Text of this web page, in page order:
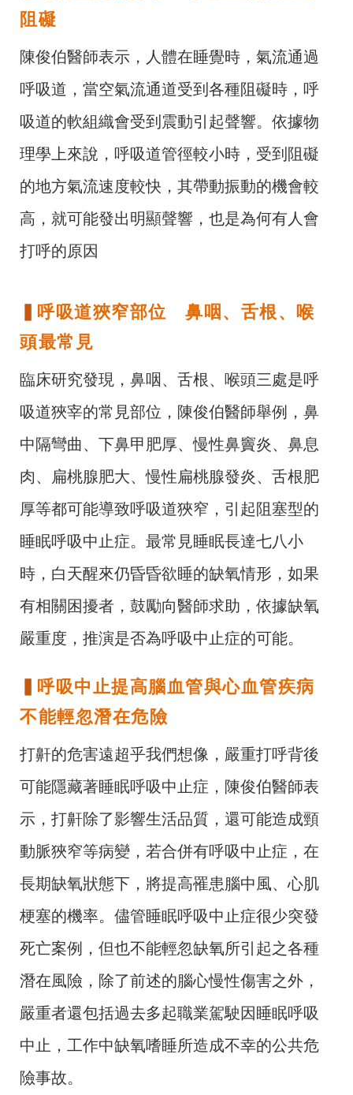
阻礙
陳俊伯醫師表示，人體在睡覺時，氣流通過
呼吸道，當空氣流通道受到各種阻礙時，呼
吸道的軟組織會受到震動引起聲響。依據物
理學上來說，呼吸道管徑較小時，受到阻礙
的地方氣流速度較快，其帶動振動的機會較
高，就可能發出明顯聲響，也是為何有人會
打呼的原因
呼吸道狹窄部位 鼻咽、舌根、喉
頭最常見
臨床研究發現，鼻咽、舌根、喉頭三處是呼
吸道狹宰的常見部位，陳俊伯醫師舉例，鼻
中隔彎曲、下鼻甲肥厚、慢性鼻竇炎、鼻息
肉、扁桃腺肥大、慢性扁桃腺發炎、舌根肥
厚等都可能導致呼吸道狹窄，引起阻塞型的
睡眠呼吸中止症。最常見睡眠長達七八小
時，白天醒來仍昏昏欲睡的缺氧情形，如果
有相關困擾者，鼓勵向醫師求助，依據缺氧
嚴重度，推演是否為呼吸中止症的可能。
呼吸中止提高腦血管與心血管疾病
不能輕忽潛在危險
打鼾的危害遠超乎我們想像，嚴重打呼背後
可能隱藏著睡眠呼吸中止症，陳俊伯醫師表
示，打鼾除了影響生活品質，還可能造成頸
動脈狹窄等病變，若合併有呼吸中止症，在
長期缺氧狀態下，將提高罹患腦中風、心肌
梗塞的機率。儘管睡眠呼吸中止症很少突發
死亡案例，但也不能輕忽缺氧所引起之各種
潛在風險，除了前述的腦心慢性傷害之外，
嚴重者還包括過去多起職業駕駛因睡眠呼吸
中止，工作中缺氧嗜睡所造成不幸的公共危
險事故。